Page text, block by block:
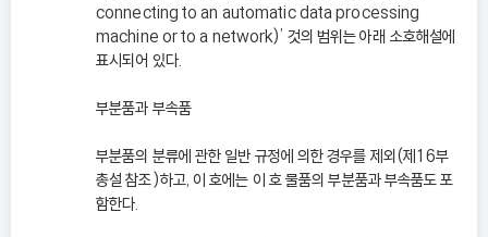
connecting to an automatic data processing
machine or to a network)’ 것의 범위는 아래 소호해설에
표시되어 있다.
부분품과 부속품
부분품의 분류에 관한 일반 규정에 의한 경우를 제외(제16부
총설 참조)하고, 이 호에는 이 호 물품의 부분품과 부속품도 포
함한다.